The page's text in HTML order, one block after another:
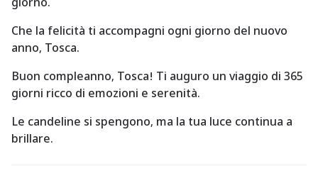
Che la felicità ti accompagni ogni giorno del nuovo
anno, Tosca.
Buon compleanno, Tosca! Ti auguro un viaggio di 365
giorni ricco di emozioni e serenità.
Le candeline si spengono, ma la tua luce continua a
brillare.